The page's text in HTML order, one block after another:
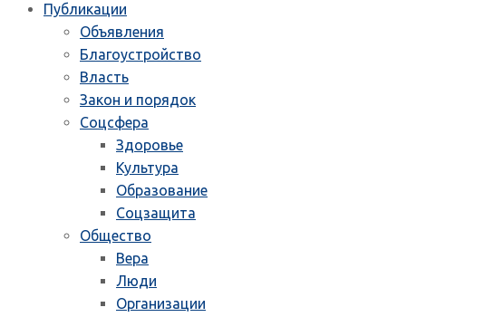
Публикации
Объявления
Благоустройство
Власть
Закон и порядок
Соцсфера
Здоровье
Культура
Образование
Соцзащита
Общество
Вера
Люди
Организации